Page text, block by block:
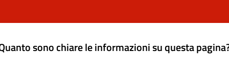
sono chiare le informazioni su questa